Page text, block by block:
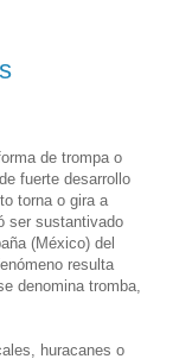
de trompa o
fuerte desarrollo
torna o gira a
ser sustantivado
(México) del
resulta
denomina tromba,
huracanes o